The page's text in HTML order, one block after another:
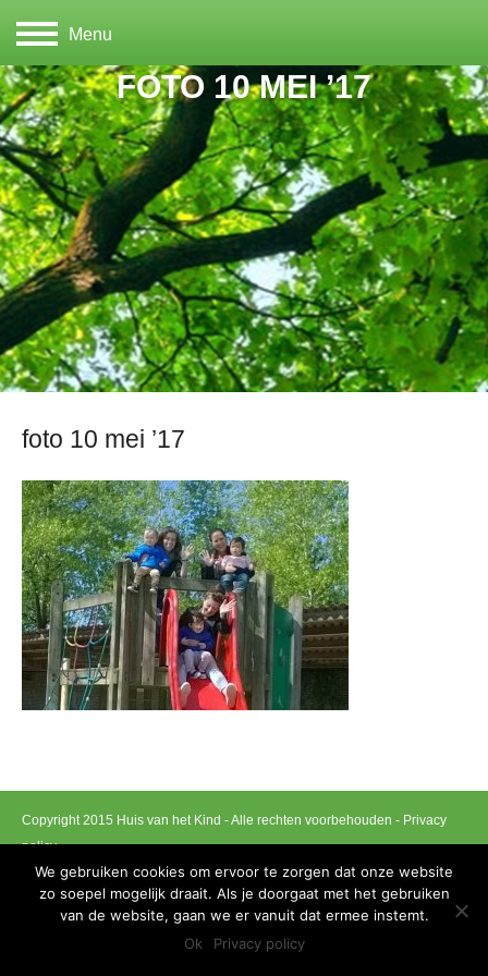
Menu
FOTO 10 MEI ’17
foto 10 mei ’17
Copyright 2015 Huis van het Kind - Alle rechten voorbehouden - Privacy
policy
Ontwikkeld door Best4u Group B.V.B.A
We gebruiken cookies om ervoor te zorgen dat onze website
zo soepel mogelijk draait. Als je doorgaat met het gebruiken
van de website, gaan we er vanuit dat ermee instemt.
Ok
Privacy policy